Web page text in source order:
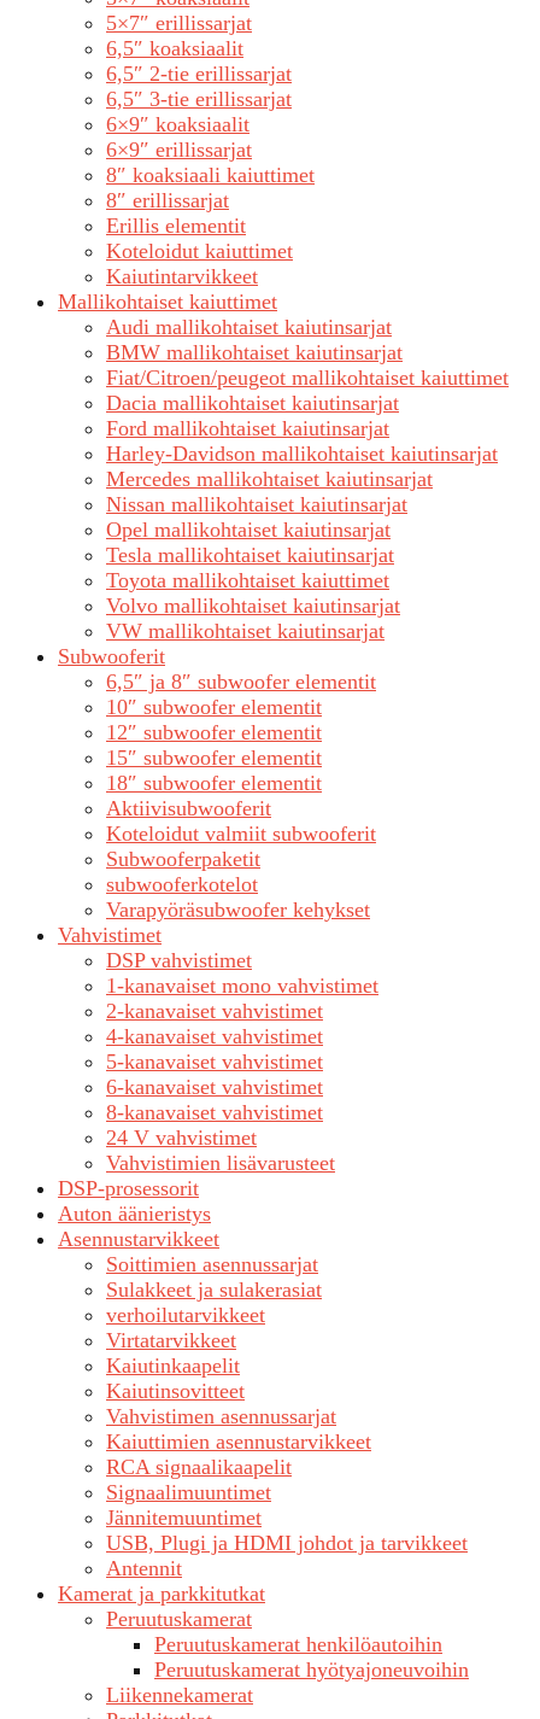
5×7″ erillissarjat
6,5″ koaksiaalit
6,5″ 2-tie erillissarjat
6,5″ 3-tie erillissarjat
6×9″ koaksiaalit
6×9″ erillissarjat
8″ koaksiaali kaiuttimet
8″ erillissarjat
Erillis elementit
Koteloidut kaiuttimet
Kaiutintarvikkeet
Mallikohtaiset kaiuttimet
Audi mallikohtaiset kaiutinsarjat
BMW mallikohtaiset kaiutinsarjat
Fiat/Citroen/peugeot mallikohtaiset kaiuttimet
Dacia mallikohtaiset kaiutinsarjat
Ford mallikohtaiset kaiutinsarjat
Harley-Davidson mallikohtaiset kaiutinsarjat
Mercedes mallikohtaiset kaiutinsarjat
Nissan mallikohtaiset kaiutinsarjat
Opel mallikohtaiset kaiutinsarjat
Tesla mallikohtaiset kaiutinsarjat
Toyota mallikohtaiset kaiuttimet
Volvo mallikohtaiset kaiutinsarjat
VW mallikohtaiset kaiutinsarjat
Subwooferit
6,5″ ja 8″ subwoofer elementit
10″ subwoofer elementit
12″ subwoofer elementit
15″ subwoofer elementit
18″ subwoofer elementit
Aktiivisubwooferit
Koteloidut valmiit subwooferit
Subwooferpaketit
subwooferkotelot
Varapyöräsubwoofer kehykset
Vahvistimet
DSP vahvistimet
1-kanavaiset mono vahvistimet
2-kanavaiset vahvistimet
4-kanavaiset vahvistimet
5-kanavaiset vahvistimet
6-kanavaiset vahvistimet
8-kanavaiset vahvistimet
24 V vahvistimet
Vahvistimien lisävarusteet
DSP-prosessorit
Auton äänieristys
Asennustarvikkeet
Soittimien asennussarjat
Sulakkeet ja sulakerasiat
verhoilutarvikkeet
Virtatarvikkeet
Kaiutinkaapelit
Kaiutinsovitteet
Vahvistimen asennussarjat
Kaiuttimien asennustarvikkeet
RCA signaalikaapelit
Signaalimuuntimet
Jännitemuuntimet
USB, Plugi ja HDMI johdot ja tarvikkeet
Antennit
Kamerat ja parkkitutkat
Peruutuskamerat
Peruutuskamerat henkilöautoihin
Peruutuskamerat hyötyajoneuvoihin
Liikennekamerat